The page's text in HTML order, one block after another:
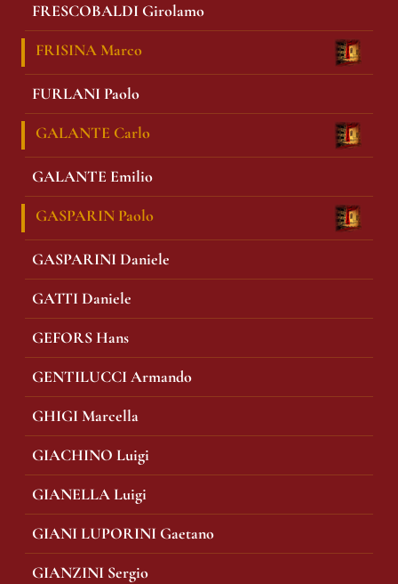
FRESCOBALDI Girolamo
FRISINA Marco
FURLANI Paolo
GALANTE Carlo
GALANTE Emilio
GASPARIN Paolo
GASPARINI Daniele
GATTI Daniele
GEFORS Hans
GENTILUCCI Armando
GHIGI Marcella
GIACHINO Luigi
GIANELLA Luigi
GIANI LUPORINI Gaetano
GIANZINI Sergio